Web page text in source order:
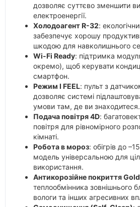
дозволяє суттєво зменшити
електроенергії.
Холодоагент R-32:
забезпечує хорошу
шкодою для навколишнього
Wi-Fi Ready: підтримка
окремо), щоб керувати
смартфон.
Режим I FEEL: пульт з
дозволяє системі
умови там, де ви знаходитеся.
Подача повітря 4D:
повітря для рівномірного
кімнаті.
Робота в мороз: обігрів до
модель універсальною для
використання.
Антикорозійне покриття
теплообмінника зовнішнього
вологи та інших агресивних